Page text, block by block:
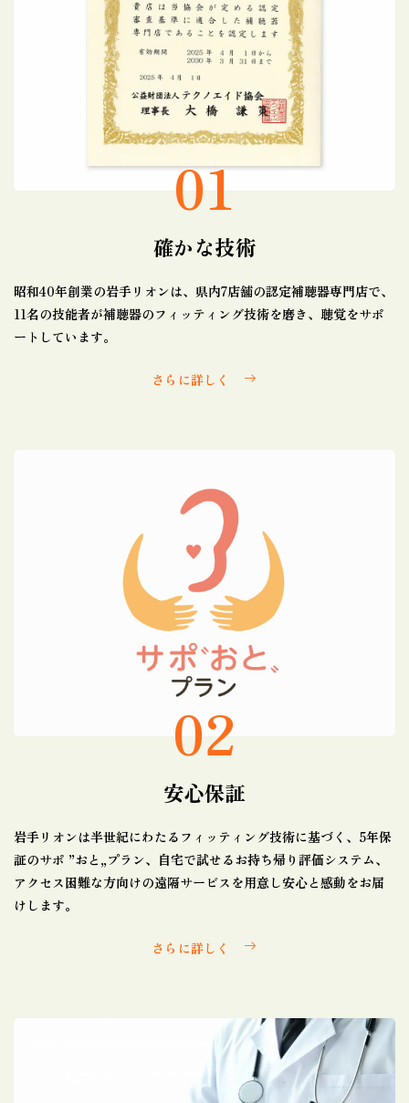
01
確かな技術
昭和40年創業の岩手リオンは、県内7店舗の認定補聴器専門店で、
11名の技能者が補聴器のフィッティング技術を磨き、聴覚をサポ
ートしています。
さらに詳しく
02
安心保証
岩手リオンは半世紀にわたるフィッティング技術に基づく、5年保
証のサポ ”おと„プラン、自宅で試せるお持ち帰り評価システム、
アクセス困難な方向けの遠隔サービスを用意し安心と感動をお届
けします。
さらに詳しく